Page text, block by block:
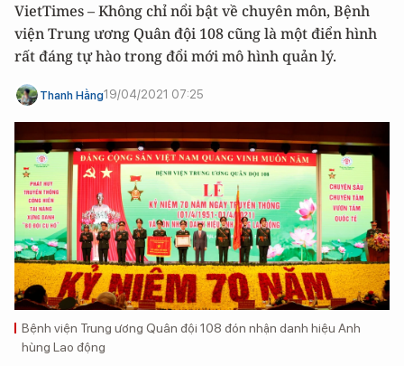
VietTimes – Không chỉ nổi bật về chuyên môn, Bệnh
viện Trung ương Quân đội 108 cũng là một điển hình
rất đáng tự hào trong đổi mới mô hình quản lý.
Thanh Hằng19/04/2021 07:25
Bệnh viện Trung ương Quân đội 108 đón nhận danh hiệu Anh
hùng Lao động